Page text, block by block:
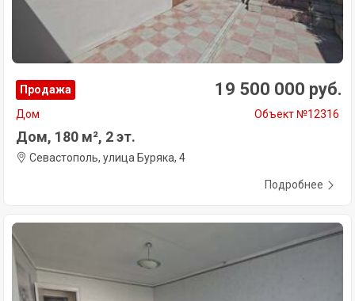
Продажа 19 500 000 руб.
Дом Объект №12316
Дом, 180 м², 2 эт.
Севастополь, улица Буряка, 4
Подробнее